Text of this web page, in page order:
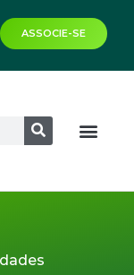
ASSOCIE-SE